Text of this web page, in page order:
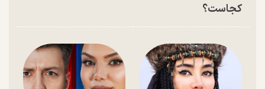
کجاست؟